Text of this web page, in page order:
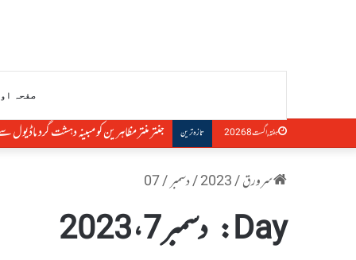
صفحہ
ہفتہ, اگست 8 2026 تازہ ترین جنتر منتر مظاہرین کو مبینہ دہشت گرد
سرورق/
2023
/دسمبر/
07
Day: دسمبر 7، 2023